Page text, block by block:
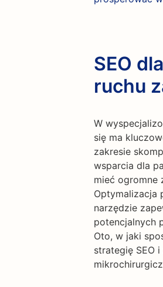
SEO
ruchu
W
się ma
zakresie
wsparcia dla
mieć ogromne
Optymalizacja
narzędzie
potencjalnych
Oto, w jaki
strategię SEO